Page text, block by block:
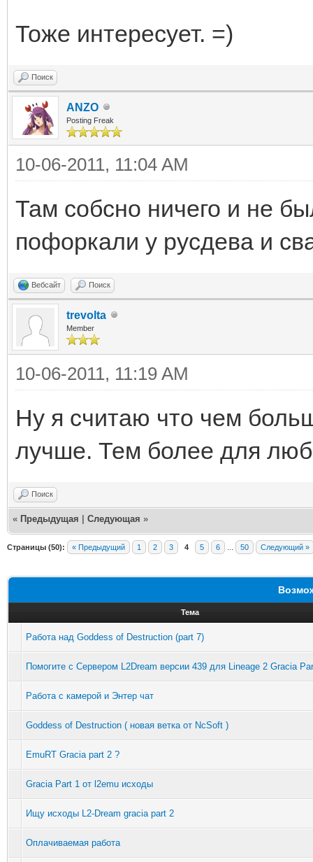
00 |
00
| ...
Тоже интересует. =)
Поиск
ANZO
Posting Freak
10-06-2011, 11:04 AM
Там собсно ничего и не
пофоркали у русдева и
Вебсайт Поиск
trevolta
Member
10-06-2011, 11:19 AM
Ну я считаю что чем
лучше. Тем более для
Поиск
« Предыдущая Следующая »
Страницы (50): « Предыдущий 1 2 3 4 5 6 50 Следующий »
Тема
Работа над Goddess of Destruction (part 7)
Помогите с Сервером L2Dream версии 439 для Lineage 2 Gracia
Работа с камерой и Энтер чат
Goddess of Destruction ( новая ветка от NcSoft )
EmuRT Gracia part 2 ?
Gracia Part 1 от l2emu исходы
Ищу исходы L2-Dream gracia part 2
Оплачиваемая работа